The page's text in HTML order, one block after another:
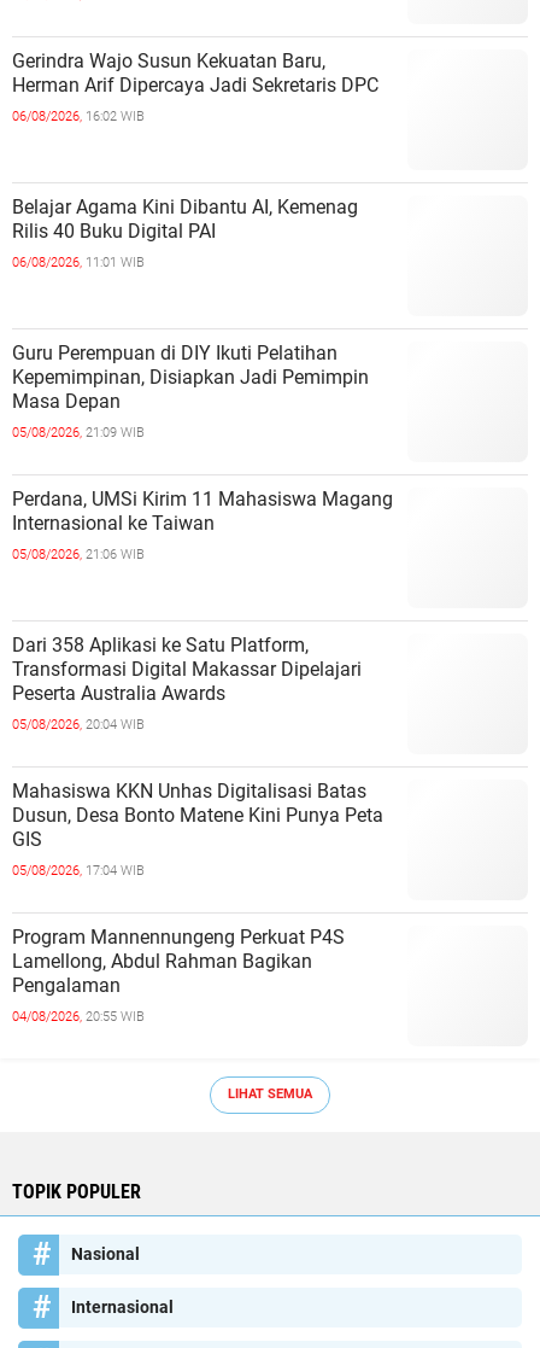
Gerindra Wajo Susun Kekuatan Baru,
Herman Arif Dipercaya Jadi Sekretaris DPC
06/08/2026, 16:02 WIB
Belajar Agama Kini Dibantu AI, Kemenag
Rilis 40 Buku Digital PAI
06/08/2026, 11:01 WIB
Guru Perempuan di DIY Ikuti Pelatihan
Kepemimpinan, Disiapkan Jadi Pemimpin
Masa Depan
05/08/2026, 21:09 WIB
Perdana, UMSi Kirim 11 Mahasiswa Magang
Internasional ke Taiwan
05/08/2026, 21:06 WIB
Dari 358 Aplikasi ke Satu Platform,
Transformasi Digital Makassar Dipelajari
Peserta Australia Awards
05/08/2026, 20:04 WIB
Mahasiswa KKN Unhas Digitalisasi Batas
Dusun, Desa Bonto Matene Kini Punya Peta
GIS
05/08/2026, 17:04 WIB
Program Mannennungeng Perkuat P4S
Lamellong, Abdul Rahman Bagikan
Pengalaman
04/08/2026, 20:55 WIB
LIHAT SEMUA
TOPIK POPULER
Nasional
Internasional